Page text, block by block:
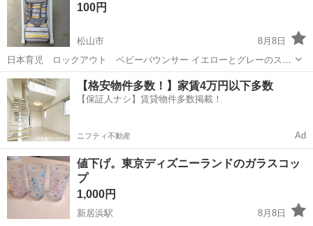
100円
松山市
8月8日
日本育児 ロックアウト ベビーバウンサー イエローとグレーのスト
ライプ柄シートが特徴的な、BabaBing（ババビング）のRockOut 折り
たたみバウンサーです 多少の汚れがあります。 ご理解頂ける方がよろ
しくお願いします。
愛媛 松山市 ベビー用品
【格安物件多数！】家賃4万円以下多数
【保証人ナシ】賃貸物件多数掲載！
ニフティ不動産 Ad
値下げ。東京ディズニーランドのガラスコッ
プ
1,000円
新居浜駅
8月8日